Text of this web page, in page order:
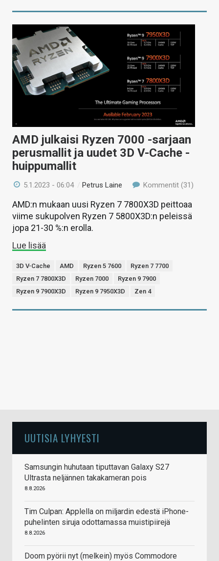
AMD julkaisi Ryzen 7000 -sarjaan
perusmallit ja uudet 3D V-Cache -
huippumallit
5.1.2023 - 06:04 /Petrus Laine Kommentit (31)
AMD:n mukaan uusi Ryzen 7 7800X3D peittoaa
viime sukupolven Ryzen 7 5800X3D:n peleissä
jopa 21-30 %:n erolla.
Lue lisää
3D V-Cache AMD Ryzen 5 7600
Ryzen 7 7700
Ryzen 7 7800X3D
Ryzen 7000
Ryzen 9 7900
Ryzen 9 7900X3D
Ryzen 9 7950X3D Zen 4
UUTISIA LYHYESTI
Samsungin huhutaan tiputtavan Galaxy S27
Ultrasta neljännen takakameran pois
8.8.2026
Tim Culpan: Applella on miljardin edestä iPhone-
puhelinten siruja odottamassa muistipiirejä
8.8.2026
Doom pyörii nyt (melkein) myös Commodore